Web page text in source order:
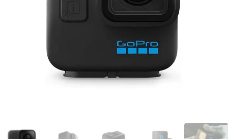
Pomoć pri kupovini